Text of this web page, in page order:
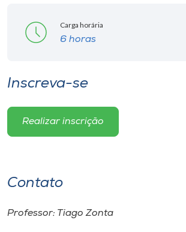
Carga horária
6 horas
Inscreva-se
Realizar inscrição
Contato
Professor: Tiago Zonta